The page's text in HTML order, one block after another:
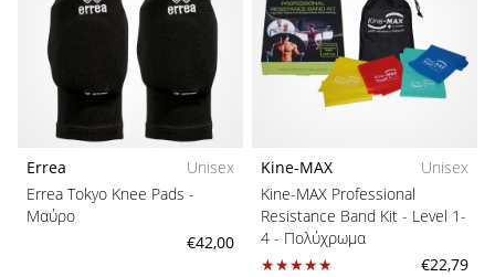
Errea
Unisex
Errea Tokyo Knee Pads -
Μαύρο
€42,00
Kine-MAX
Unisex
Kine-MAX Professional
Resistance Band Kit - Level 1-
4 - Πολύχρωμα
€22,79